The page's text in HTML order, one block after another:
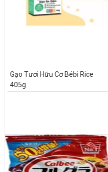
Gạo Tươi Hữu Cơ Bébi Rice
405g